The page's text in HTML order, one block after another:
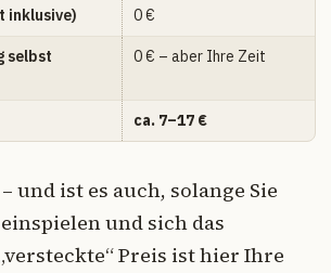
inklusive) 0 €
selbst
0 € – aber Ihre Zeit
ca. 7–17 €
und ist es auch, solange Sie
und sich das
Preis ist hier Ihre